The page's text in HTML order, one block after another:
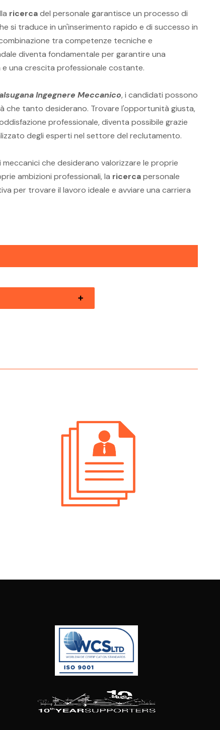
ricercadel personale garantisce un processo di
si traduce in un'inserimento rapido e di successo in
tra competenze tecniche e
diventa fondamentale per garantire una
una crescita professionale costante.
Ingegnere Meccanico, i candidati possono
che tanto desiderano. Trovare l'opportunità giusta,
professionale, diventa possibile grazie
degli esperti nel settore del reclutamento.
meccanici che desiderano valorizzare le proprie
ambizioni professionali, la ricercapersonale
per trovare il lavoro ideale e avviare una carriera
Personale Valli Giudicarie